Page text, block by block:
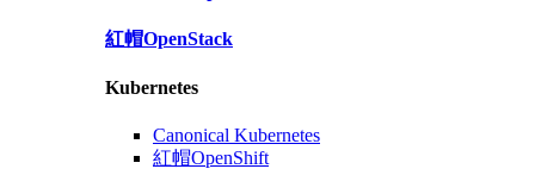
紅帽OpenStack
Kubernetes
Canonical Kubernetes
紅帽OpenShift